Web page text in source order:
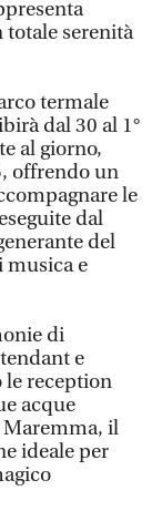
totale serenità
termale
dal 30 al 1°
al giorno,
offrendo un
le
dal
del
musica e
di
e
le reception
acque
il
ideale per